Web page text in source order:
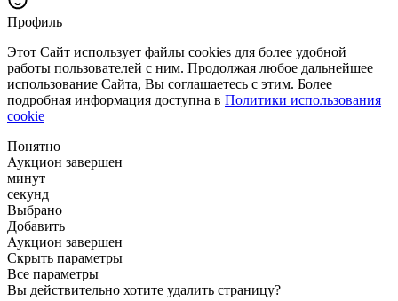
Профиль
Этот Сайт использует файлы cookies для более удобной
работы пользователей с ним. Продолжая любое дальнейшее
использование Сайта, Вы соглашаетесь с этим. Более
подробная информация доступна в Политики использования
cookie
Понятно
Аукцион завершен
минут
секунд
Выбрано
Добавить
Аукцион завершен
Скрыть параметры
Все параметры
Вы действительно хотите удалить страницу?